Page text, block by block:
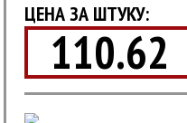
ЦЕНА ЗА ШТУКУ:
110.62